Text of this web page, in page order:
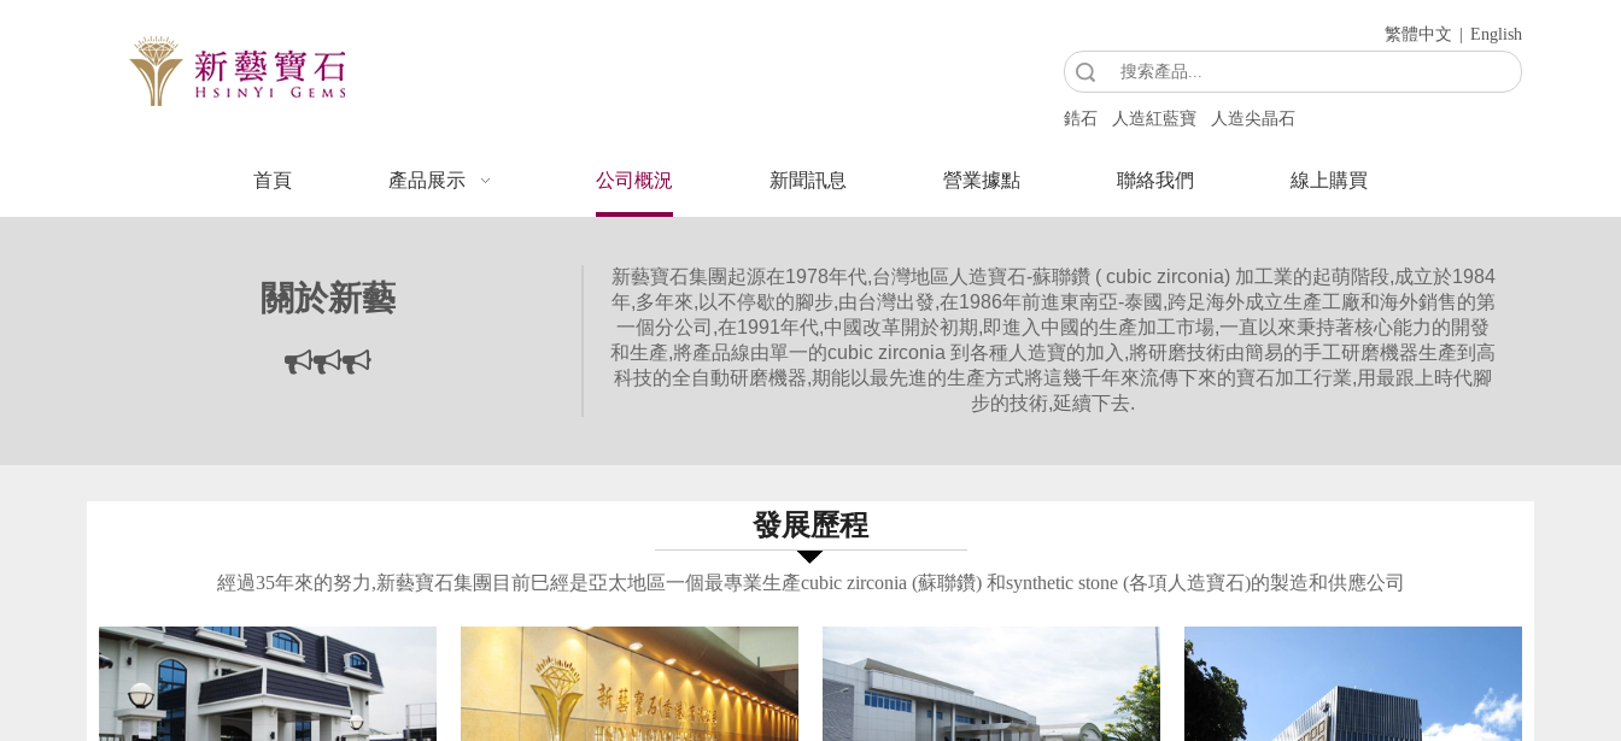
繁體中文 English
鋯石 人造紅藍寶 人造尖晶石
首頁 產品展示 公司概況 新聞訊息 營業據點 聯絡我們 線上購買
關於新藝

新藝寶石集團起源在1978年代,台灣地區人造寶石-蘇聯鑽 ( cubic zirconia) 加工業的起萌階段,成立於1984
年,多年來,以不停歇的腳步,由台灣出發,在1986年前進東南亞-泰國,跨足海外成立生產工廠和海外銷售的第
一個分公司,在1991年代,中國改革開於初期,即進入中國的生產加工市場,一直以來秉持著核心能力的開發
和生產,將產品線由單一的cubic zirconia 到各種人造寶的加入,將研磨技術由簡易的手工研磨機器生產到高
科技的全自動研磨機器,期能以最先進的生產方式將這幾千年來流傳下來的寶石加工行業,用最跟上時代腳
步的技術,延續下去.
發展歷程
經過35年來的努力,新藝寶石集團目前巳經是亞太地區一個最專業生產cubic zirconia (蘇聯鑽) 和synthetic stone (各項人造寶石)的製造和供應公司